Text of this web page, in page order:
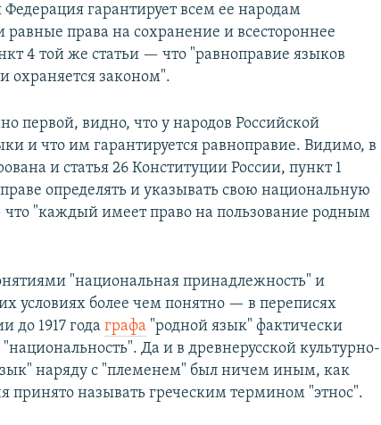
Федерация гарантирует всем ее народам
равные права на сохранение и всестороннее
4 той же статьи — что "равноправие языков
охраняется законом".
первой, видно, что у народов Российской
и что им гарантируется равноправие. Видимо, в
и статья 26 Конституции России, пункт 1
определять и указывать свою национальную
"каждый имеет право на пользование родным
"национальная принадлежность" и
условиях более чем понятно — в переписях
до 1917 годаграфа "родной язык" фактически
Да и в древнерусской культурно-
наряду с "племенем" был ничем иным, как
принято называть греческим термином "этнос".